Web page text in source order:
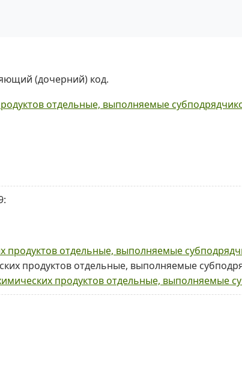
(дочерний) код.
отдельные, выполняемые
продуктов отдельные, выполняемые
продуктов отдельные, выполняемые
продуктов отдельные, выполняемые